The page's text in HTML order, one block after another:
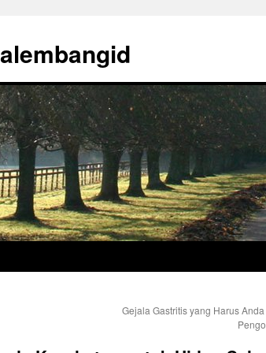
Gejala Gastritis yang Harus